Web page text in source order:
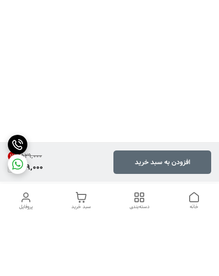
۵۲۹٬۰۰۰ 11%
469,000 افزودن به سبد خرید
پروفایل سبد خرید دسته‌بندی خانه